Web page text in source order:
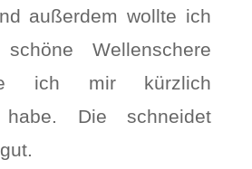
außerdem wollte ich
Wellenschere
ich mir kürzlich
habe. Die schneidet